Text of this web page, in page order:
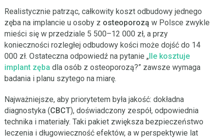
Realistycznie patrząc, całkowity koszt odbudowy jednego
zęba na implancie u osoby z osteoporozą w Polsce zwykle
mieści się w przedziale 5 500–12 000 zł, a przy
konieczności rozległej odbudowy kości może dojść do 14
000 zł. Ostateczna odpowiedź na pytanie „Ile kosztuje
implant zęba dla osób z osteoporozą?” zawsze wymaga
badania i planu szytego na miarę.
Najważniejsze, aby priorytetem była jakość: dokładna
diagnostyka (CBCT), doświadczony zespół, odpowiednia
technika i materiały. Taki pakiet zwiększa bezpieczeństwo
leczenia i długowieczność efektów, a w perspektywie lat